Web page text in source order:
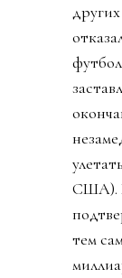
США).
тем